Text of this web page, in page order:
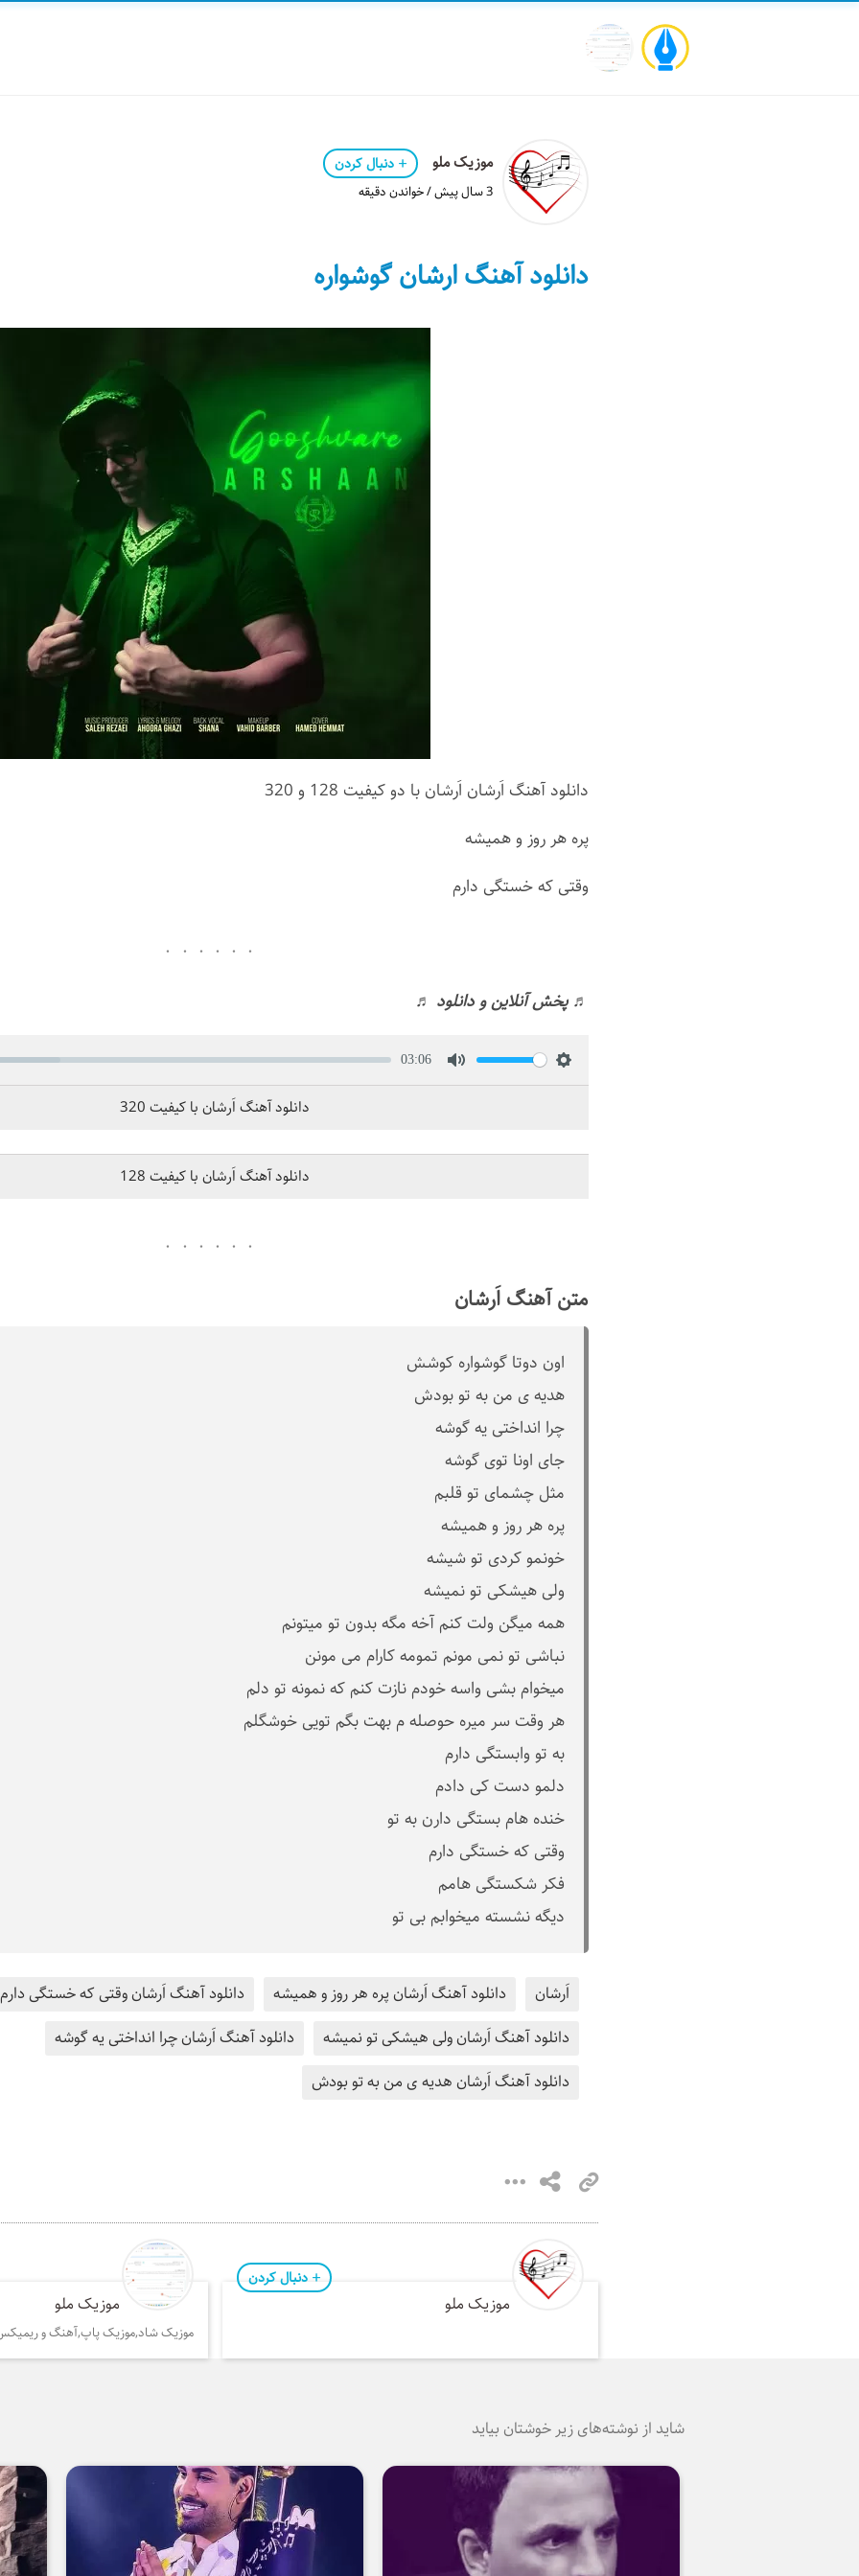
موزیک ملو دنبال کردن
3 سال پیش / خواندن دقیقه
دانلود آهنگ ارشان گوشواره
دانلود آهنگ اَرشان اَرشان با دو کیفیت 128 و 320
پره هر روز و همیشه
وقتی که خستگی دارم
♬ پخش آنلاین و دانلود ♬
03:06
i
دانلود آهنگ اَرشان با کيفيت 320
دانلود آهنگ اَرشان با کيفيت 128
متن آهنگ اَرشان
اون دوتا گوشواره کوشش
هدیه ی من به تو بودش
چرا انداختی یه گوشه
جای اونا توی گوشه
مثل چشمای تو قلبم
پره هر روز و همیشه
خونمو کردی تو شیشه
ولی هیشکی تو نمیشه
همه میگن ولت کنم آخه مگه بدون تو میتونم
نباشی تو نمی مونم تمومه کارام می مونن
میخوام بشی واسه خودم نازت کنم که نمونه تو دلم
هر وقت سر میره حوصله م بهت بگم تویی خوشگلم
به تو وابستگی دارم
دلمو دست کی دادم
خنده هام بستگی دارن به تو
وقتی که خستگی دارم
فکر شکستگی هامم
دیگه نشسته میخوابم بی تو
اَرشان دانلود آهنگ اَرشان پره هر روز و همیشه
دانلود آهنگ اَرشان وقتی که خستگی دارم
دانلود آهنگ اَرشان ولی هیشکی تو نمیشه
دانلود آهنگ اَرشان چرا انداختی یه گوشه
دانلود آهنگ اَرشان هدیه ی من به تو بودش
موزیک ملو
دنبال کردن
موزیک ملو
موزیک شاد,موزیک پاپ,آهنگ و
شاید از نوشته‌های زیر خوشتان بیاید